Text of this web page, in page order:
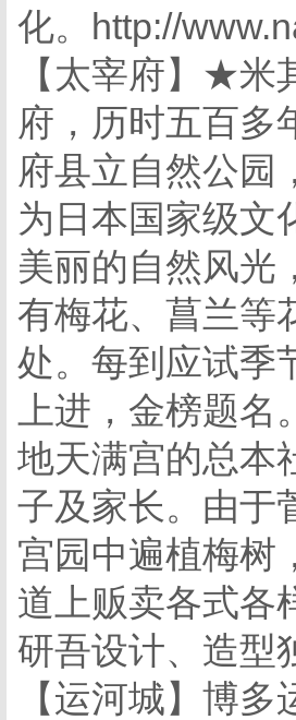
化。http://
【太宰府】★米
府，历时五百多
府县立自然公园
为日本国家级文
美丽的自然风光
有梅花、菖兰等
处。每到应试季
上进，金榜题
地天满宫的总本
子及家长。由于
宫园中遍植梅树
道上贩卖各式各
研吾设计、造型
【运河城】博